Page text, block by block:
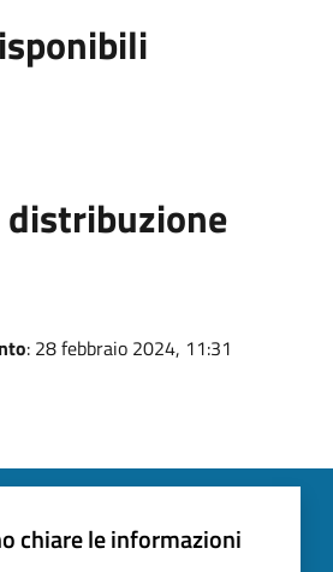
distribuzione
: 28 febbraio 2024, 11:31
chiare le informazioni